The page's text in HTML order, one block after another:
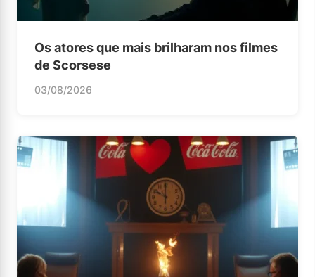
Os atores que mais brilharam nos filmes
de Scorsese
03/08/2026